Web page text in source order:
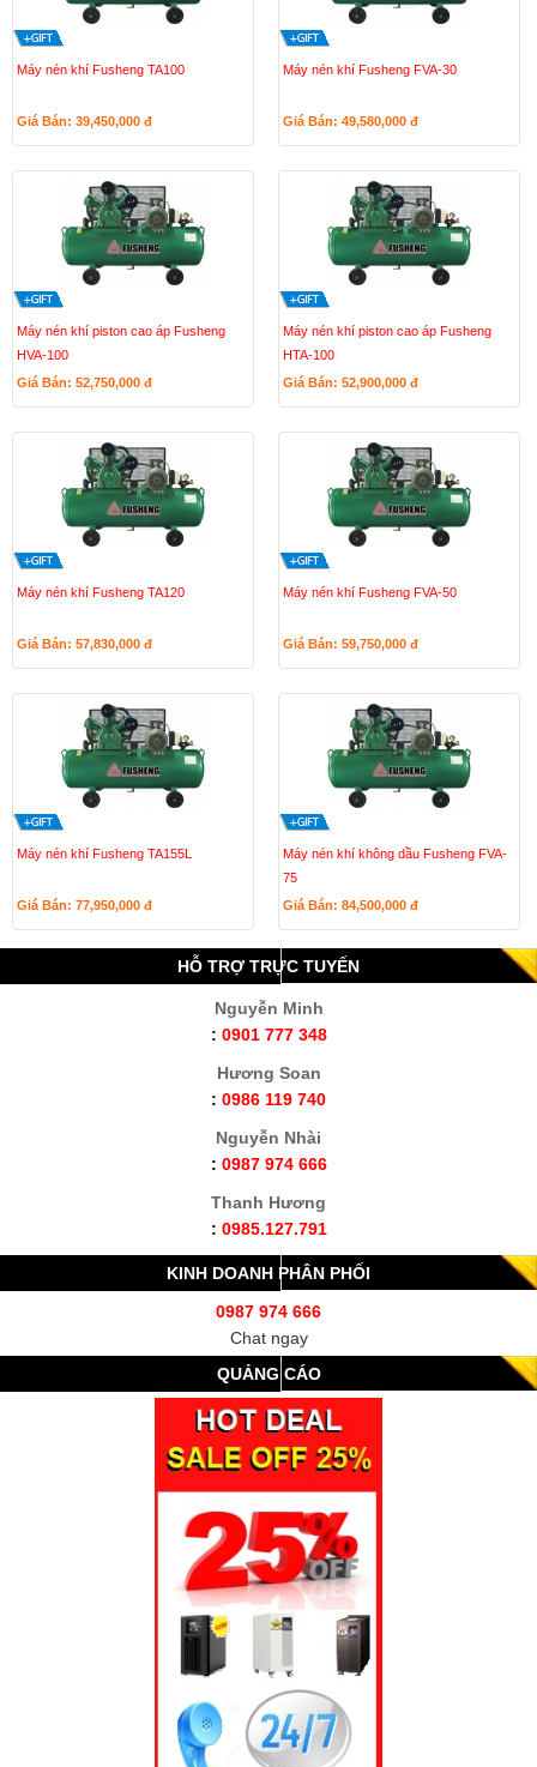
Máy nén khí Fusheng TA100
Giá Bán: 39,450,000 đ
Máy nén khí Fusheng FVA-30
Giá Bán: 49,580,000 đ
Máy nén khí piston cao áp Fusheng
HVA-100
Giá Bán: 52,750,000 đ
Máy nén khí piston cao áp Fusheng
HTA-100
Giá Bán: 52,900,000 đ
Máy nén khí Fusheng TA120
Giá Bán: 57,830,000 đ
Máy nén khí Fusheng FVA-50
Giá Bán: 59,750,000 đ
Máy nén khí Fusheng TA155L
Giá Bán: 77,950,000 đ
Máy nén khí không dầu Fusheng FVA-
75
Giá Bán: 84,500,000 đ
HỖ TRỢ TRỰC TUYẾN
Nguyễn Minh
: 0901 777 348
Hương Soan
: 0986 119 740
Nguyễn Nhài
: 0987 974 666
Thanh Hương
: 0985.127.791
KINH DOANH PHÂN PHỐI
0987 974 666
Chat ngay
QUẢNG CÁO